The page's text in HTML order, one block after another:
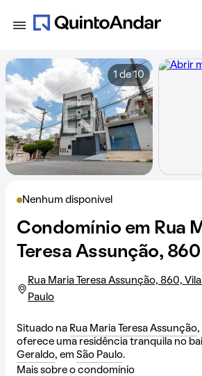
Nenhum disponível
Condomínio em Rua
Teresa Assunção, 860
Rua Maria Teresa Assunção, 860,
Paulo
Situado na Rua Maria Teresa Assunção,
oferece uma residência tranquila no
Geraldo, em São Paulo.
Mais sobre o condomínio
1 de 10